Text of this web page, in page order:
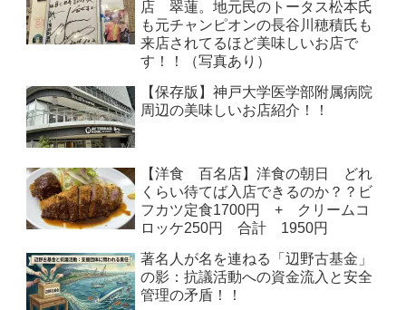
店 翠蓮。地元民のトータス松本氏
も元チャンピオンの長谷川穂積氏も
来店されてるほど美味しいお店で
す！！（写真あり）
【保存版】神戸大学医学部附属病院
周辺の美味しいお店紹介！！
【洋食 百名店】洋食の朝日 どれ
くらい待てば入店できるのか？？ビ
フカツ定食1700円 + クリームコ
ロッケ250円 合計 1950円
著名人が名を連ねる「辺野古基金」
の影：抗議活動への資金流入と安全
管理の矛盾！！